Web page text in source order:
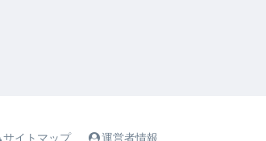
サイトマップ 運営者情報